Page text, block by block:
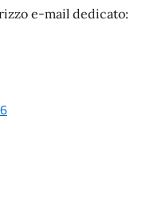
e-mail dedicato: